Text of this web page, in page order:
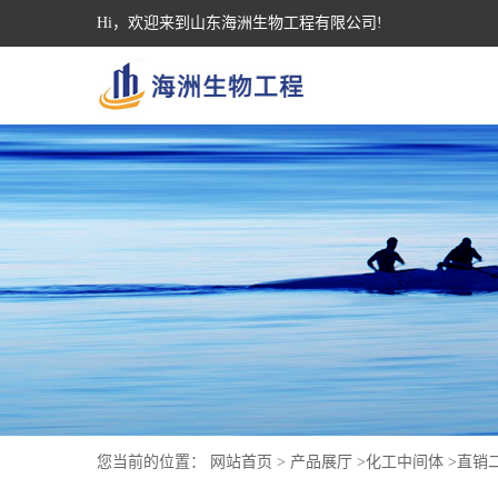
Hi，欢迎来到山东海洲生物工程有限公司!
您当前的位置： 网站首页 > 产品展厅 >化工中间体 > 直销